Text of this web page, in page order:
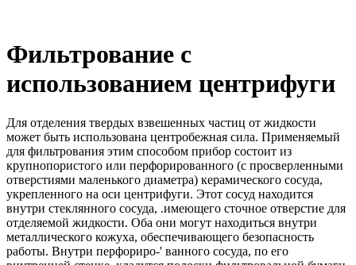
Фильтрование с
использованием центрифуги
Для отделения твердых взвешенных частиц от жидкости
может быть использована центробежная сила. Применяемый
для фильтрования этим способом прибор состоит из
крупнопористого или перфорированного (с просверленными
отверстиями маленького диаметра) керамического сосуда,
укрепленного на оси центрифуги. Этот сосуд находится
внутри стеклянного сосуда, .имеющего сточное отверстие для
отделяемой жидкости. Оба они могут находиться внутри
металлического кожуха, обеспечивающего безопасность
работы. Внутри перфориро-' ванного сосуда, по его